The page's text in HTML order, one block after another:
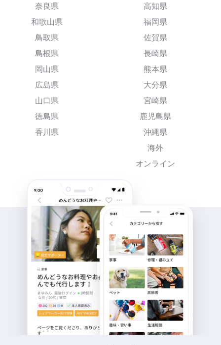
奈良県
和歌山県
鳥取県
島根県
岡山県
広島県
山口県
徳島県
香川県
高知県
福岡県
佐賀県
長崎県
熊本県
大分県
宮崎県
鹿児島県
沖縄県
海外
オンライン